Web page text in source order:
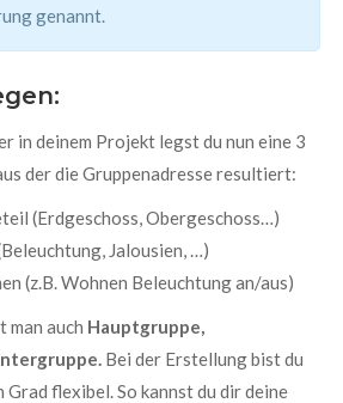
genannt.
in deinem Projekt legst du nun eine 3
der die Gruppenadresse resultiert:
(Erdgeschoss, Obergeschoss…)
Jalousien, …)
(z.B. Wohnen Beleuchtung an/aus)
man auch Hauptgruppe,
Bei der Erstellung bist du
Grad flexibel. So kannst du dir deine